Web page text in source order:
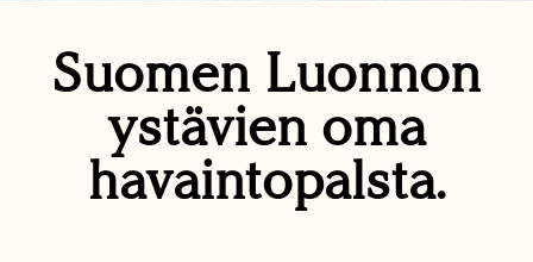
Suomen Luonnon
ystävien oma
havaintopalsta.